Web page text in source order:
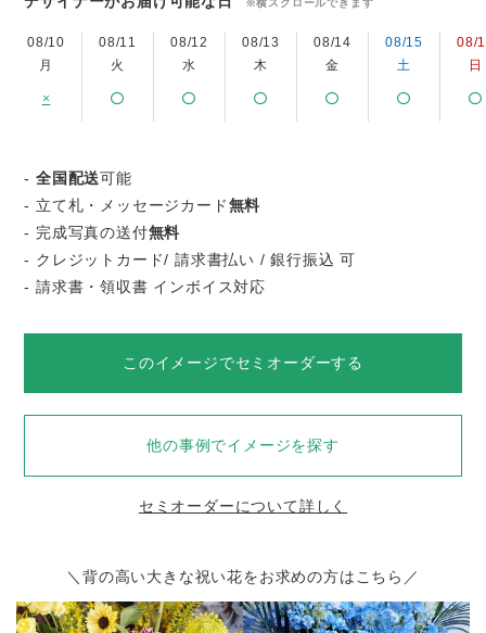
※横スクロールできます
08/10
月
×
08/11
火
08/12
水
08/13
木
08/14
金
08/15
土
08/
日
-全国配送可能
- 立て札・メッセージカード無料
- 完成写真の送付無料
- クレジットカード/ 請求書払い / 銀行振込 可
- 請求書・領収書 インボイス対応
このイメージでセミオーダーする
他の事例でイメージを探す
セミオーダーについて詳しく
＼背の高い大きな祝い花をお求めの方はこちら／